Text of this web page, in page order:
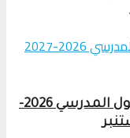
وزارة التربية الوطنية تؤكد التزام الدخول المدرسي 2026-